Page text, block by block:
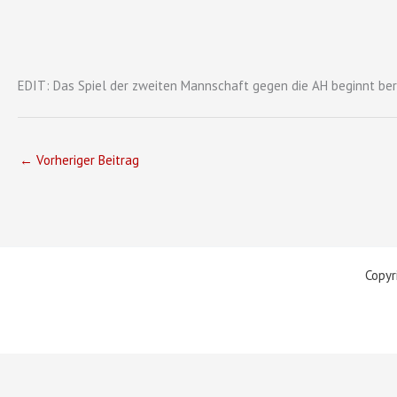
EDIT: Das Spiel der zweiten Mannschaft gegen die AH beginnt
← Vorheriger Beitrag